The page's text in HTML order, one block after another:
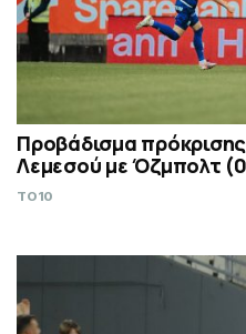
Προβάδισμα
Λεμεσού με Όζμπολτ
TO10